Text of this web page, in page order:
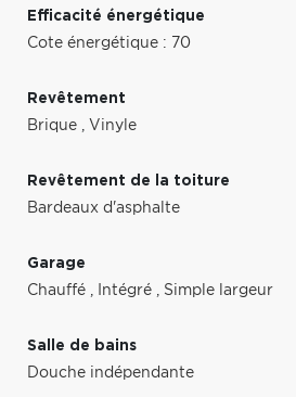
Efficacité énergétique
Cote énergétique : 70
Revêtement
Brique , Vinyle
Revêtement de la toiture
Bardeaux d'asphalte
Garage
Chauffé , Intégré , Simple largeur
Salle de bains
Douche indépendante